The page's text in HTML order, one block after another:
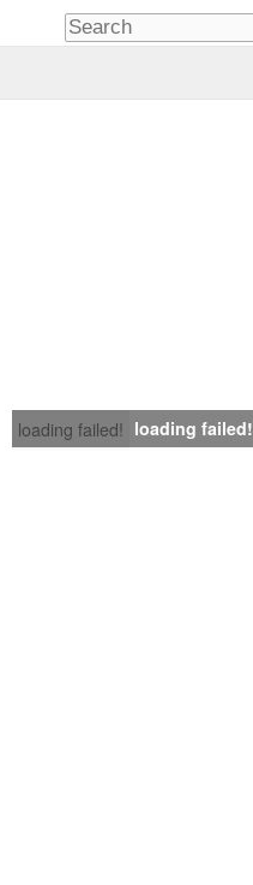
loading failed! loading failed!